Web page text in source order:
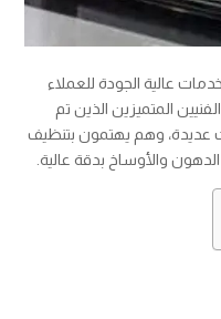
عالية الجودة للعملاء
المتميزين الذين تم
عديدة، وهم يهتمون بتنظيف
والأوساخ بدقة عالية.